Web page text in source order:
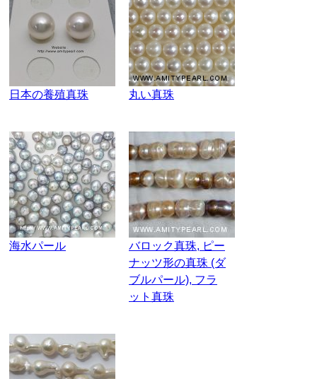
日本の養殖真珠 丸い真珠
海水パール
バロック真珠, ピー
ナッツ形の真珠 (ダ
ブルパール), フラ
ット真珠